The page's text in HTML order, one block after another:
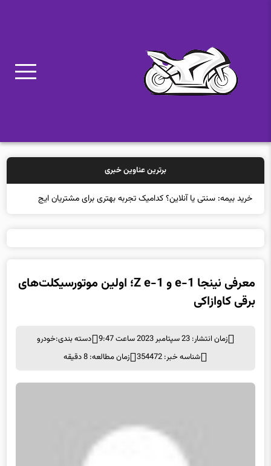
برترین عناوین خبری
خرید بیمه: سنتی یا آنلاین؟ کدامیک تجربه بهتری برای مشتریان ایجاد
زمان انتشار: 23 سپتامبر 2023 ساعت 9:47 دسته بندی: